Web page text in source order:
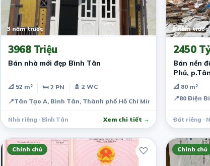
3 năm trước
3968 Triệu
Bán nhà mới đẹp Bình Tân
📐 52 m² 🛏 2 PN
🚿 2 WC
📍Tân Tạo A, Bình Tân, Thành phố Hồ Chí Minh, Việt Nam
Nhà riêng · Bình Tân Xem chi tiết →
5 năm trước
2450
Bán nền
Phủ,
📐 80 m²
📍80 Điện
Đất riêng ·
Chính chủ Chính chủ